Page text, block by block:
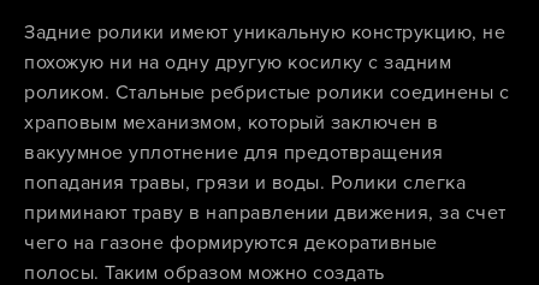
Задние ролики имеют уникальную конструкцию, не
похожую ни на одну другую косилку с задним
роликом. Стальные ребристые ролики соединены с
храповым механизмом, который заключен в
вакуумное уплотнение для предотвращения
попадания травы, грязи и воды. Ролики слегка
приминают траву в направлении движения, за счет
чего на газоне формируются декоративные
полосы. Таким образом можно создать